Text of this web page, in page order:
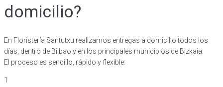
domicilio?
En Floristería Santutxu realizamos entregas a domicilio todos los
días, dentro de Bilbao y en los principales municipios de Bizkaia.
El proceso es sencillo, rápido y flexible:
1